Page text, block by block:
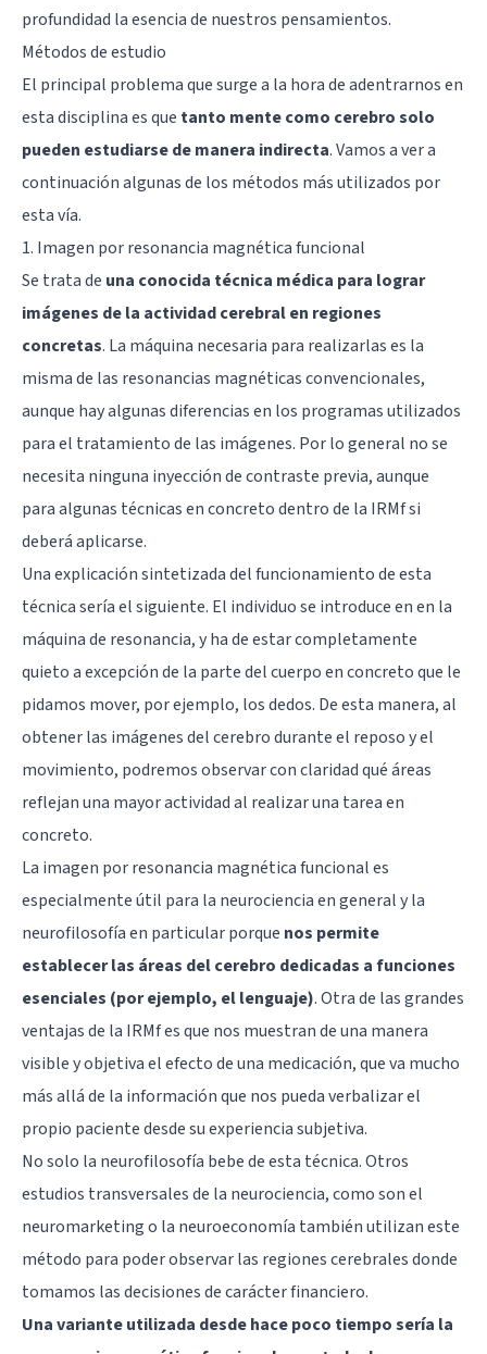
profundidad la esencia de nuestros pensamientos.
Métodos de estudio
El principal problema que surge a la hora de adentrarnos en
esta disciplina es que tanto mente como cerebro solo
pueden estudiarse de manera indirecta. Vamos a ver a
continuación algunas de los métodos más utilizados por
esta vía.
1. Imagen por resonancia magnética funcional
Se trata de una conocida técnica médica para lograr
imágenes de la actividad cerebral en regiones
concretas. La máquina necesaria para realizarlas es la
misma de las resonancias magnéticas convencionales,
aunque hay algunas diferencias en los programas utilizados
para el tratamiento de las imágenes. Por lo general no se
necesita ninguna inyección de contraste previa, aunque
para algunas técnicas en concreto dentro de la IRMf si
deberá aplicarse.
Una explicación sintetizada del funcionamiento de esta
técnica sería el siguiente. El individuo se introduce en en la
máquina de resonancia, y ha de estar completamente
quieto a excepción de la parte del cuerpo en concreto que le
pidamos mover, por ejemplo, los dedos. De esta manera, al
obtener las imágenes del cerebro durante el reposo y el
movimiento, podremos observar con claridad qué áreas
reflejan una mayor actividad al realizar una tarea en
concreto.
La imagen por resonancia magnética funcional es
especialmente útil para la neurociencia en general y la
neurofilosofía en particular porque nos permite
establecer las áreas del cerebro dedicadas a funciones
esenciales (por ejemplo, el lenguaje). Otra de las grandes
ventajas de la IRMf es que nos muestran de una manera
visible y objetiva el efecto de una medicación, que va mucho
más allá de la información que nos pueda verbalizar el
propio paciente desde su experiencia subjetiva.
No solo la neurofilosofía bebe de esta técnica. Otros
estudios transversales de la neurociencia, como son el
neuromarketing o la neuroeconomía también utilizan este
método para poder observar las regiones cerebrales donde
tomamos las decisiones de carácter financiero.
Una variante utilizada desde hace poco tiempo sería la